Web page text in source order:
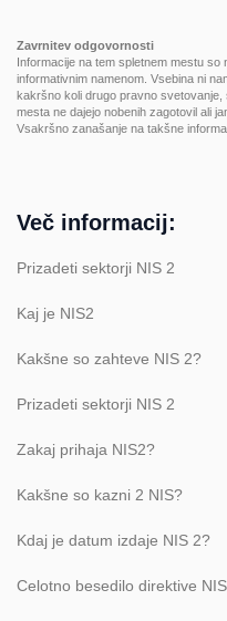
Zavrnitev odgovornosti
Informacije na tem spletnem mestu so
informativnim namenom. Vsebina ni
kakršno koli drugo pravno
mesta ne dajejo nobenih zagotovil ali
Vsakršno zanašanje na takšne
Več informacij:
Prizadeti sektorji NIS 2
Kaj je NIS2
Kakšne so zahteve NIS 2?
Prizadeti sektorji NIS 2
Zakaj prihaja NIS2?
Kakšne so kazni 2 NIS?
Kdaj je datum izdaje NIS 2?
Celotno besedilo direktive